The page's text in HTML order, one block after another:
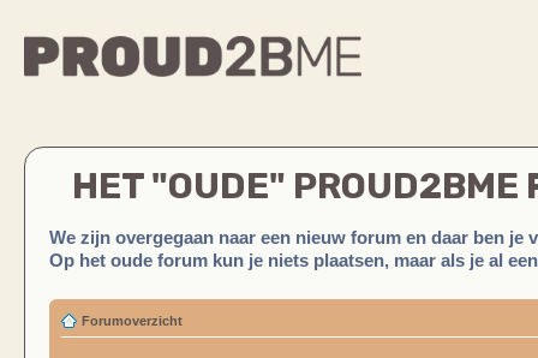
HET "OUDE" PROUD2BME
We zijn overgegaan naar een nieuw forum en daar ben je
Op het oude forum kun je niets plaatsen, maar als je al
Forumoverzicht